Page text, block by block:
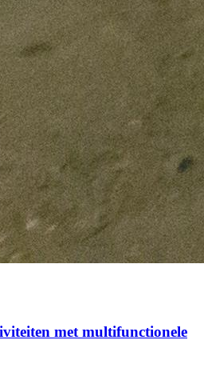
met multifunctionele